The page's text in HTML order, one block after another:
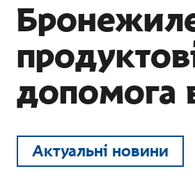
допомога
Актуальні новини